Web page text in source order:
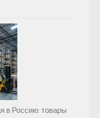
в Россию: товары